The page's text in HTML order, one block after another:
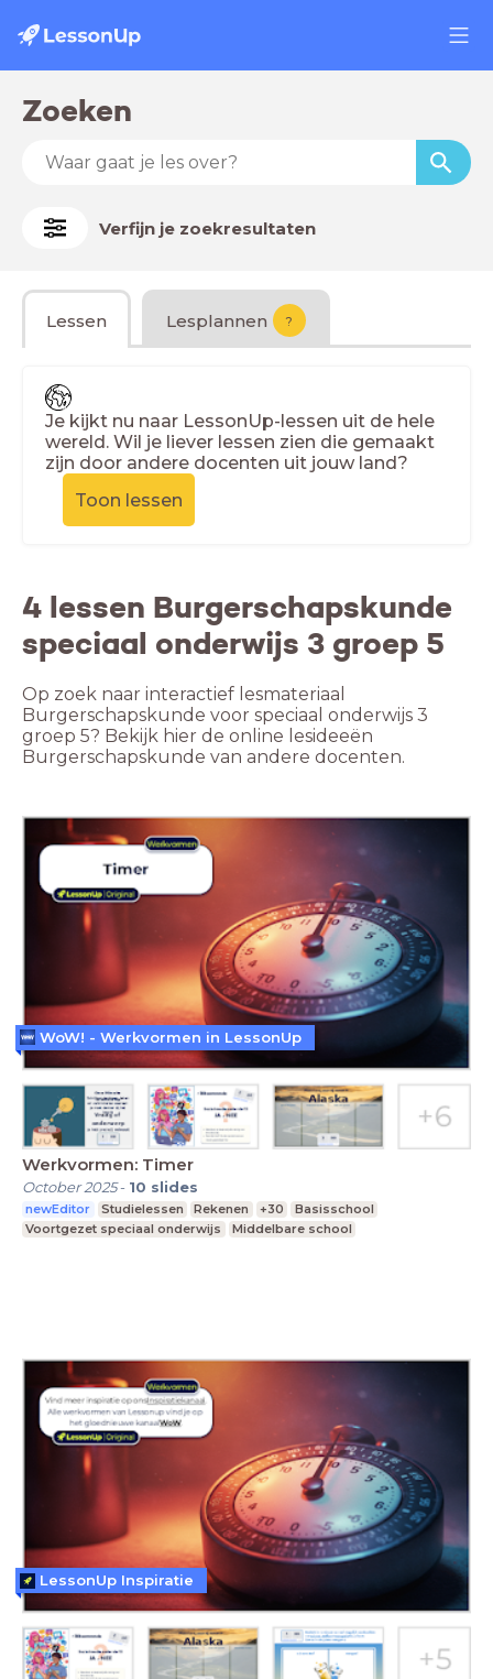
Zoeken
Verfijn je zoekresultaten
Lessen Lesplannen ?
Je kijkt nu naar LessonUp-lessen uit de hele
wereld. Wil je liever lessen zien die gemaakt
zijn door andere docenten uit jouw land?
Toon lessen
4 lessen Burgerschapskunde
speciaal onderwijs 3 groep 5
Op zoek naar interactief lesmateriaal
Burgerschapskunde voor speciaal onderwijs 3
groep 5? Bekijk hier de online lesideeën
Burgerschapskunde van andere docenten.
Werkvormen: Timer
October 2025- 10 slides
newEditor Studielessen Rekenen +30
Basisschool
Voortgezet speciaal onderwijs
Middelbare school
WoW! - Werkvormen in LessonUp
LessonUp Inspiratie